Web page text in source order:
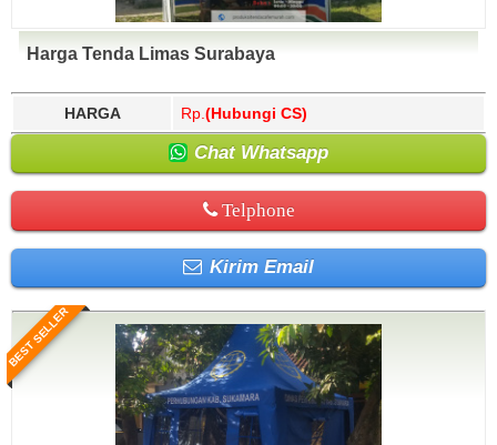
Harga Tenda Limas Surabaya
HARGA Rp. (Hubungi CS)
Chat Whatsapp
Telphone
Kirim Email
BEST SELLER